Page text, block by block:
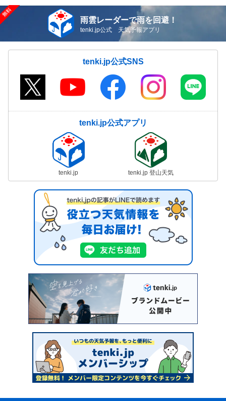
雨雲レーダーで雨を回避！
tenki.jp公式 天気予報アプリ
tenki.jp公式SNS
tenki.jp公式アプリ
tenki.jp tenki.jp 登山天気